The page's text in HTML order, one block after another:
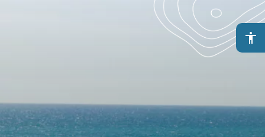
accessibility